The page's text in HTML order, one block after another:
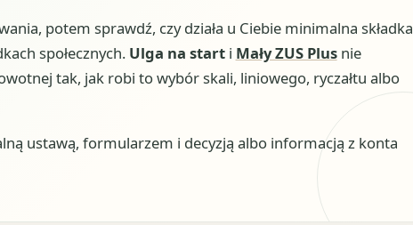
potem sprawdź, czy działa u Ciebie minimalna składka
społecznych. Ulga na starti Mały ZUS Plusnie
tak, jak robi to wybór skali, liniowego, ryczałtu albo
ustawą, formularzem i decyzją albo informacją z konta